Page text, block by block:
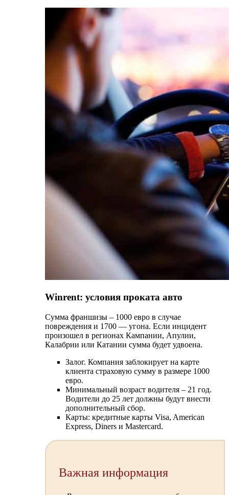
Winrent: условия проката авто
Сумма франшизы – 1000 евро в случае
повреждения и 1700 — угона. Если инцидент
произошел в регионах Кампании, Апулии,
Калабрии или Катании сумма будет удвоена.
Залог. Компания заблокирует на карте
клиента страховую сумму в размере 1000
евро.
Минимальный возраст водителя – 21 год.
Водители до 25 лет должны будут внести
дополнительный сбор.
Карты: кредитные карты Visa, American
Express, Diners и Mastercard.
Важная информация